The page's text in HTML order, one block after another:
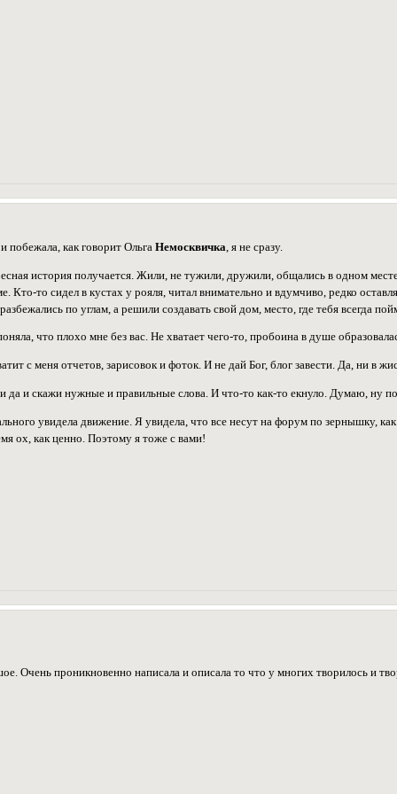
побежала, как говорит ОльгаНемосквичка , я не сразу.
история получается. Жили, не тужили, дружили, общались в одном
Кто-то сидел в кустах у рояля, читал внимательно и вдумчиво, редко
по углам, а решили создавать свой дом, место, где тебя всегда
что плохо мне без вас. Не хватает чего-то, пробоина в душе
с меня отчетов, зарисовок и фоток. И не дай Бог, блог завести. Да, ни в
да и скажи нужные и правильные слова. И что-то как-то екнуло. Думаю, ну
увидела движение. Я увидела, что все несут на форум по зернышку,
ох, как ценно. Поэтому я тоже с вами!
Очень проникновенно написала и описала то что у многих творилось и